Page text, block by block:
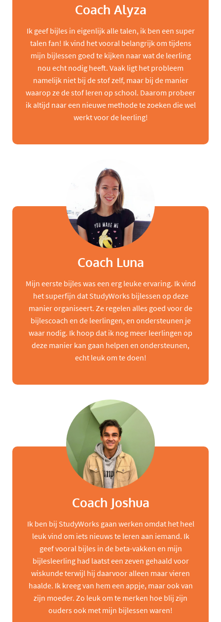
Coach Alyza
Ik geef bijles in eigenlijk alle talen, ik ben een super
talen fan! Ik vind het vooral belangrijk om tijdens
mijn bijlessen goed te kijken naar wat de leerling
nou echt nodig heeft. Vaak ligt het probleem
namelijk niet bij de stof zelf, maar bij de manier
waarop ze de stof leren op school. Daarom probeer
ik altijd naar een nieuwe methode te zoeken die wel
werkt voor de leerling!
Coach Luna
Mijn eerste bijles was een erg leuke ervaring. Ik vind
het superfijn dat StudyWorks bijlessen op deze
manier organiseert. Ze regelen alles goed voor de
bijlescoach en de leerlingen, en ondersteunen je
waar nodig. Ik hoop dat ik nog meer leerlingen op
deze manier kan gaan helpen en ondersteunen,
echt leuk om te doen!
Coach Joshua
Ik ben bij StudyWorks gaan werken omdat het heel
leuk vind om iets nieuws te leren aan iemand. Ik
geef vooral bijles in de beta-vakken en mijn
bijlesleerling had laatst een zeven gehaald voor
wiskunde terwijl hij daarvoor alleen maar vieren
haalde. Ik kreeg van hem een appje, maar ook van
zijn moeder. Zo leuk om te merken hoe blij zijn
ouders ook met mijn bijlessen waren!